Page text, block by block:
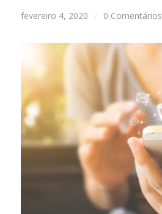
fevereiro 4, 2020 / 0 Comentários